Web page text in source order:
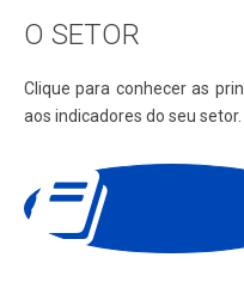
O SETOR
Clique para conhecer as
aos indicadores do seu setor.